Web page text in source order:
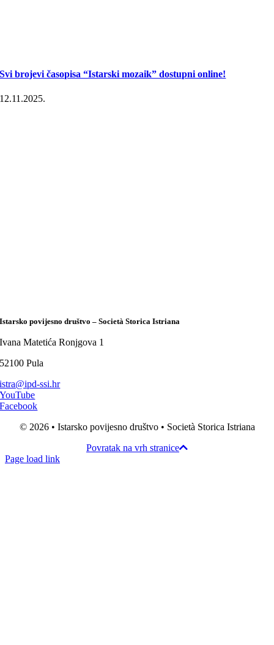
Svi brojevi časopisa “Istarski mozaik” dostupni online!
12.11.2025.
Istarsko povijesno društvo – Società Storica Istriana
Ivana Matetića Ronjgova 1
52100 Pula
istra@ipd-ssi.hr
YouTube
Facebook
© 2026 • Istarsko povijesno društvo • Società Storica Istriana
Povratak na vrh stranice
Page load link